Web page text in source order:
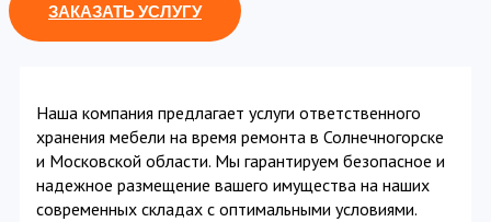
ЗАКАЗАТЬ УСЛУГУ
Наша компания предлагает услуги ответственного
хранения мебели на время ремонта в Солнечногорске
и Московской области. Мы гарантируем безопасное и
надежное размещение вашего имущества на наших
современных складах с оптимальными условиями.